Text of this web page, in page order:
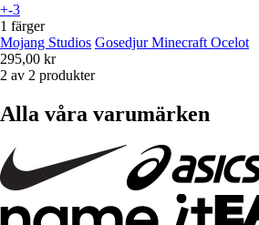
+-3
1 färger
Mojang Studios Gosedjur Minecraft Ocelot
295,00 kr
2 av 2 produkter
Alla våra varumärken